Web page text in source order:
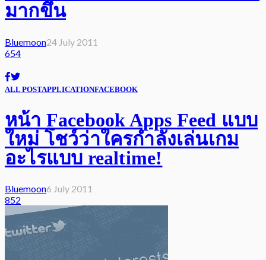
มากขึ้น
Bluemoon24 July 2011
654
ALL POSTAPPLICATIONFACEBOOK
หน้า Facebook Apps Feed แบบ
ใหม่ โชว์ว่าใครกำลังเล่นเกม
อะไรแบบ realtime!
Bluemoon6 July 2011
852